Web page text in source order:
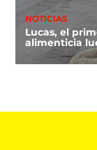
NOTICIAS
Lucas, el
alimenticia